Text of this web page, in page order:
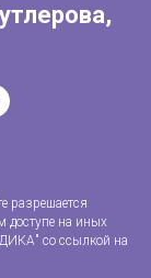
разрешается
доступе на иных
со ссылкой на